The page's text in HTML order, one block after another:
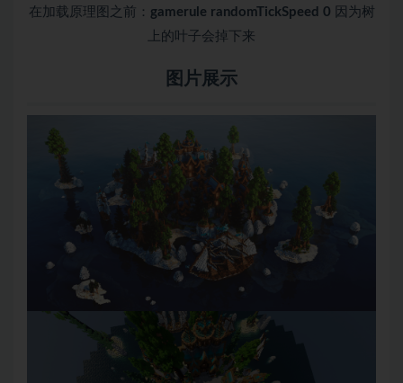
在加载原理图之前： gamerule randomTickSpeed 0 因为树
上的叶子会掉下来
图片展示